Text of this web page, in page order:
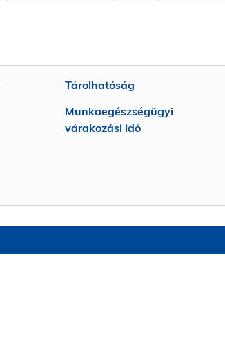
Tárolhatóság
Munkaegészségügyi
várakozási idő